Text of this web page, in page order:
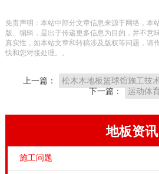
贮备产业基地和生产制造加工厂
品和新技术新工艺，持续达到运
求。
准备工作。比如使用合适的去尘
层旧漆，若使用水性氮产品，不
免责声明：本站中部分文章信息来源于网络，本
版、编辑，是出于传递更多信息为目的，并不意
真实性，如本站文章和转稿涉及版权等问题，请
快和您对接处理。。
上一篇：
松木木地板篮球馆施工技
下一篇：
运动体
地板资讯
施工问题